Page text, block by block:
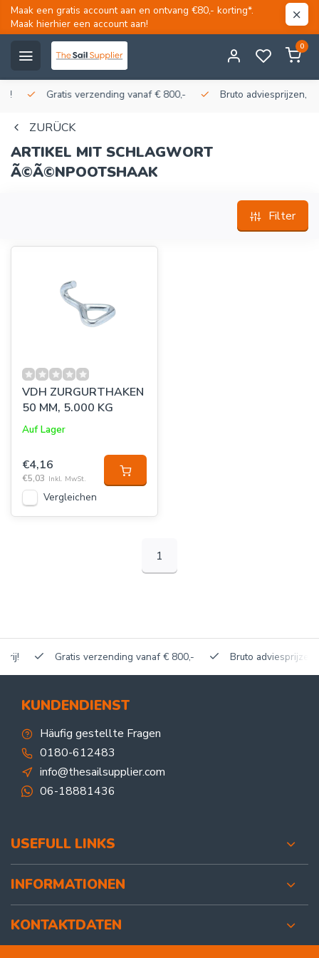
Maak een gratis account aan en ontvang €80,- korting*.
Maak hierhier een account aan!
0
Gratis verzending vanaf € 800,- Bruto adviesprijzen,
ZURÜCK
ARTIKEL MIT SCHLAGWORT
Ã©Ã©NPOOTSHAAK
Filter
VDH ZURGURTHAKEN
50 MM, 5.000 KG
Auf Lager
€4,16
€5,03 Inkl. MwSt.
Vergleichen
1
Gratis verzending vanaf € 800,- Bruto adviesprijzen,
KUNDENDIENST
Häufig gestellte Fragen
0180-612483
info@thesailsupplier.com
06-18881436
USEFULL LINKS
INFORMATIONEN
KONTAKTDATEN